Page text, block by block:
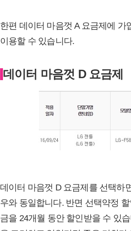
한편 데이터 마음껏 A 요금제에 가
이용할 수 있습니다.
데이터 마음껏 D 요금제
데이터 마음껏 D 요금제를 선택하
우와 동일합니다. 반면 선택약정
금을 24개월 동안 할인받을 수 있